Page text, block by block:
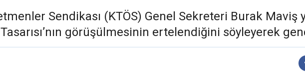
Sendikası (KTÖS) Genel Sekreteri Burak Maviş
görüşülmesinin ertelendiğini söyleyerek